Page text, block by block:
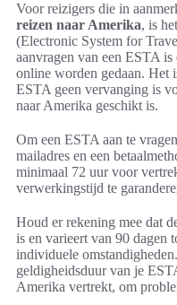
Voor reizigers die in
reizen naar Amerika, is
(Electronic System for
aanvragen van een ESTA
online worden gedaan. Het
ESTA geen vervanging is
naar Amerika geschikt is.
Om een ESTA aan te
mailadres en een
minimaal 72 uur voor
verwerkingstijd te
Houd er rekening mee dat
is en varieert van 90 dagen
individuele
geldigheidsduur van je
Amerika vertrekt, om